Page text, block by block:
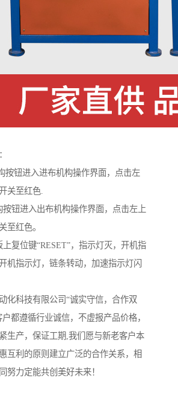
按钮进入进布机构操作界面，点击左
关至红色.
按钮进入出布机构操作界面，点击左上
至红色。
复位键“RESET”，指示灯灭，开机指
机指示灯，链条转动，加速指示灯闪
化科技有限公司“诚实守信，合作双
都遵循行业诚信，不虚报产品价格，
生产，保证工期,我们愿与新老客户本
互利的原则建立广泛的合作关系，相
努力定能共创美好未来！